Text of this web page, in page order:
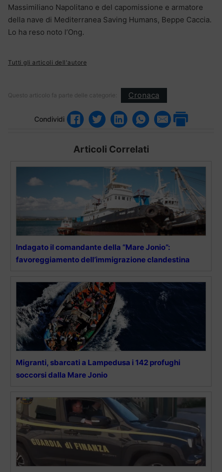
Massimiliano Napolitano e del capomissione e armatore
della nave di Mediterranea Saving Humans, Beppe Caccia.
Lo ha reso noto l’Ong.
Tutti gli articoli dell'autore
Questo articolo fa parte delle categorie: Cronaca
Condividi
Articoli Correlati
Indagato il comandante della “Mare Jonio”:
favoreggiamento dell’immigrazione clandestina
Migranti, sbarcati a Lampedusa i 142 profughi
soccorsi dalla Mare Jonio